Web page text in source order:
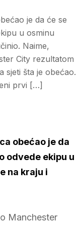
je da će se
u osminu
Naime,
City rezultatom
sjeti šta je obećao.
prvi […]
obećao je da
odvede ekipu u
na kraju i
Manchester